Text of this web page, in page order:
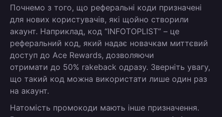
Почнемо з того, що реферальні коди призначені
для нових користувачів, які щойно створили
акаунт. Наприклад, код “INFOTOPLIST” – це
реферальний код, який надає новачкам миттєвий
доступ до Ace Rewards, дозволяючи
отримати до 50% rakeback одразу. Зверніть увагу,
що такий код можна використати лише один раз
на акаунт.
Натомість промокоди мають інше призначення.